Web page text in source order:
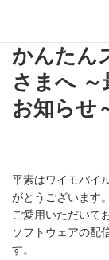
SEARCH
かんたん
さまへ
お知らせ
平素はワイモバイ
がとうございます。
ご愛用いただいて
ソフトウェアの配
す。